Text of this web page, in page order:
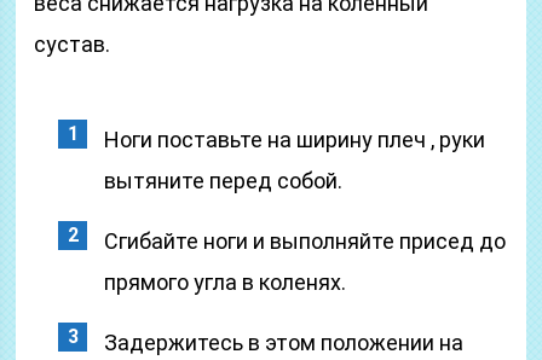
сустав.
Ноги поставьте на ширину плеч , руки
вытяните перед собой.
Сгибайте ноги и выполняйте присед до
прямого угла в коленях.
Задержитесь в этом положении на